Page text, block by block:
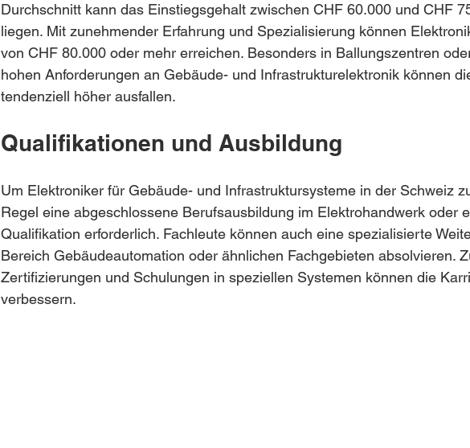
Durchschnitt kann das Einstiegsgehalt zwischen CHF 60.000 und CHF
liegen. Mit zunehmender Erfahrung und Spezialisierung können
von CHF 80.000 oder mehr erreichen. Besonders in Ballungszentren
hohen Anforderungen an Gebäude- und Infrastrukturelektronik können
tendenziell höher ausfallen.
Qualifikationen und Ausbildung
Um Elektroniker für Gebäude- und Infrastruktursysteme in der Schweiz
Regel eine abgeschlossene Berufsausbildung im Elektrohandwerk oder
Qualifikation erforderlich. Fachleute können auch eine spezialisierte
Bereich Gebäudeautomation oder ähnlichen Fachgebieten absolvieren.
Zertifizierungen und Schulungen in speziellen Systemen können die
verbessern.